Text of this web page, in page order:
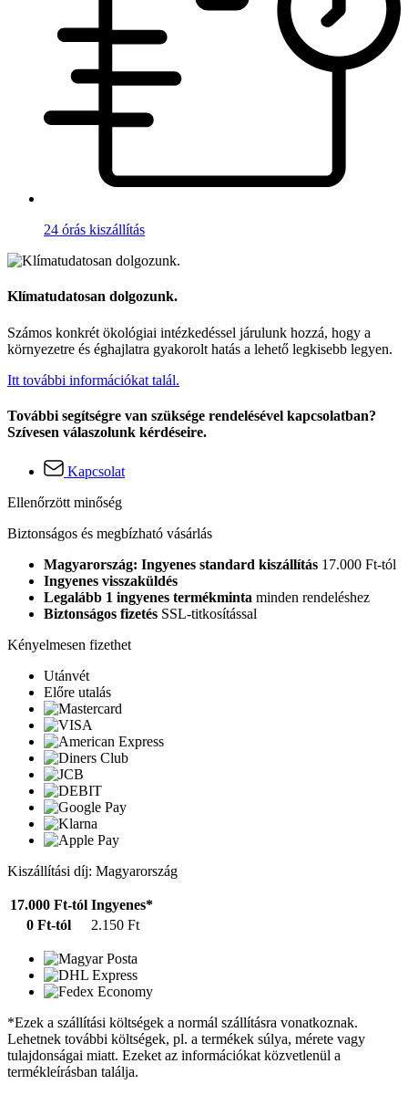
24 órás kiszállítás
Klímatudatosan dolgozunk.
Számos konkrét ökológiai intézkedéssel járulunk hozzá, hogy a
környezetre és éghajlatra gyakorolt hatás a lehető legkisebb legyen.
Itt további információkat talál.
További segítségre van szüksége rendelésével kapcsolatban?
Szívesen válaszolunk kérdéseire.
Kapcsolat
Ellenőrzött minőség
Biztonságos és megbízható vásárlás
Magyarország: Ingyenes standard kiszállítás 17.000 Ft-tól
Ingyenes visszaküldés
Legalább 1 ingyenes termékminta minden rendeléshez
Biztonságos fizetés SSL-titkosítással
Kényelmesen fizethet
Utánvét
Előre utalás
Kiszállítási díj: Magyarország
17.000 Ft-tól Ingyenes*
0 Ft-tól
2.150 Ft
*Ezek a szállítási költségek a normál szállításra vonatkoznak.
Lehetnek további költségek, pl. a termékek súlya, mérete vagy
tulajdonságai miatt. Ezeket az információkat közvetlenül a
termékleírásban találja.